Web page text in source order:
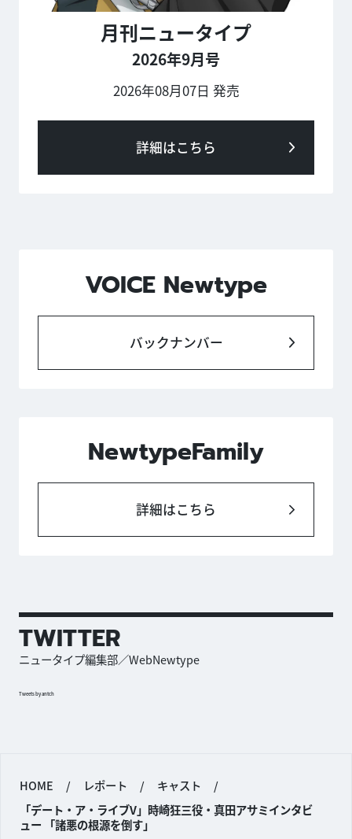
月刊ニュータイプ
2026年9月号
2026年08月07日 発売
詳細はこちら
VOICE Newtype
バックナンバー
NewtypeFamily
詳細はこちら
TWITTER
ニュータイプ編集部／WebNewtype
Tweets by antch
HOME / レポート / キャスト
/
「デート・ア・ライブV」時崎狂三役・真田アサミインタビ
ュー 「諸悪の根源を倒す」